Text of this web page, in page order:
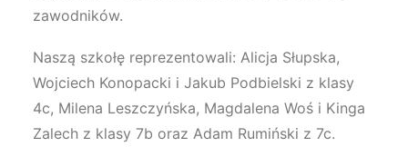
zawodników.
Naszą szkołę reprezentowali: Alicja Słupska,
Wojciech Konopacki i Jakub Podbielski z klasy
4c, Milena Leszczyńska, Magdalena Woś i Kinga
Zalech z klasy 7b oraz Adam Rumiński z 7c.